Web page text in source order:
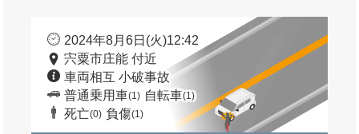
2024年8月6日(火)12:42
宍粟市庄能 付近
車両相互 小破事故
普通乗用車(1) 自転車(1)
死亡(0) 負傷(1)